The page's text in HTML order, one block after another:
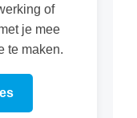
of
je mee
te maken.